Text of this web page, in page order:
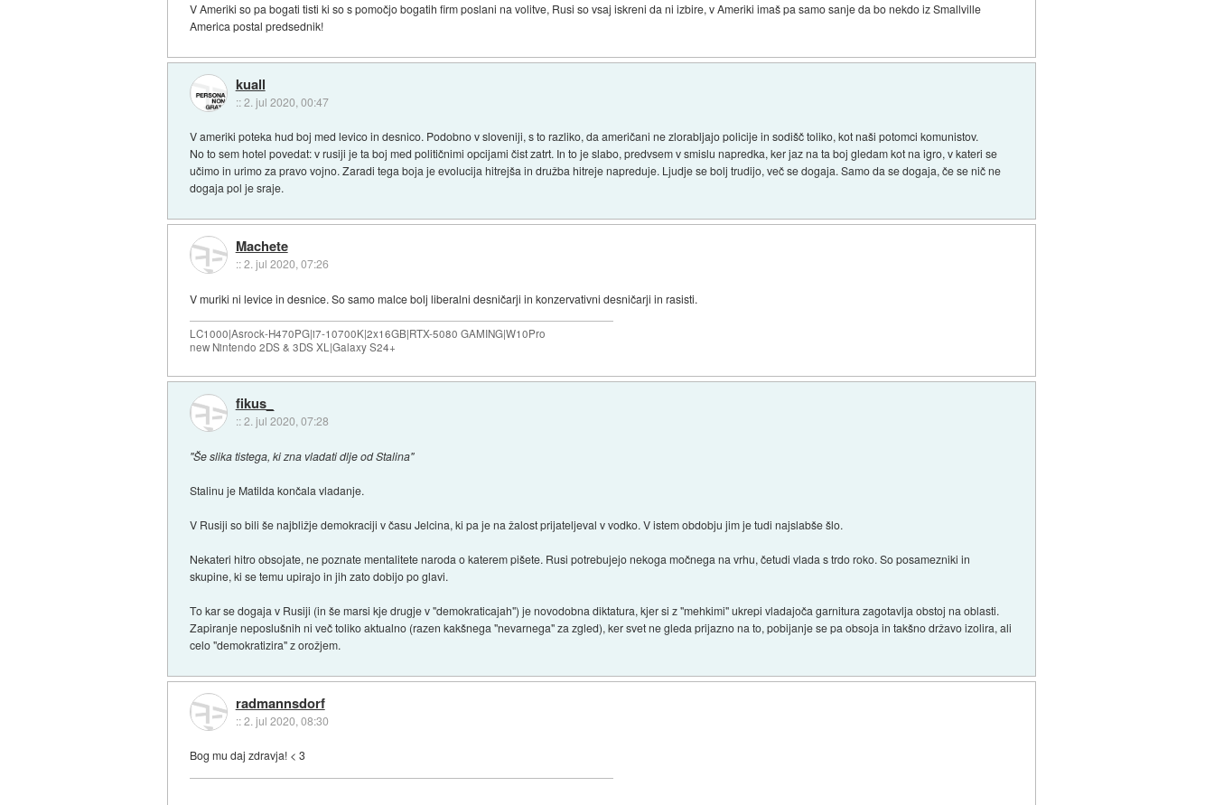
V Ameriki so pa bogati tisti ki so s pomočjo bogatih firm poslani na volitve, Rusi so vsaj iskreni da ni izbire, v Ameriki imaš pa samo sanje da bo nekdo iz Smallville
America postal predsednik!
kuall
::2. jul 2020, 00:47
V ameriki poteka hud boj med levico in desnico. Podobno v sloveniji, s to razliko, da američani ne zlorabljajo policije in sodišč toliko, kot naši potomci komunistov.
No to sem hotel povedat: v rusiji je ta boj med političnimi opcijami čist zatrt. In to je slabo, predvsem v smislu napredka, ker jaz na ta boj gledam kot na igro, v kateri se
učimo in urimo za pravo vojno. Zaradi tega boja je evolucija hitrejša in družba hitreje napreduje. Ljudje se bolj trudijo, več se dogaja. Samo da se dogaja, če se nič ne
dogaja pol je sraje.
Machete
::2. jul 2020, 07:26
V muriki ni levice in desnice. So samo malce bolj liberalni desničarji in konzervativni desničarji in rasisti.
LC1000|Asrock-H470PG|i7-10700K|2x16GB|RTX-5080 GAMING|W10Pro
new Nintendo 2DS & 3DS XL|Galaxy S24+
fikus_
::2. jul 2020, 07:28
"Še slika tistega, ki zna vladati dlje od Stalina"
Stalinu je Matilda končala vladanje.
V Rusiji so bili še najbližje demokraciji v času Jelcina, ki pa je na žalost prijateljeval v vodko. V istem obdobju jim je tudi najslabše šlo.
Nekateri hitro obsojate, ne poznate mentalitete naroda o katerem pišete. Rusi potrebujejo nekoga močnega na vrhu, četudi vlada s trdo roko. So posamezniki in
skupine, ki se temu upirajo in jih zato dobijo po glavi.
To kar se dogaja v Rusiji (in še marsi kje drugje v "demokraticajah") je novodobna diktatura, kjer si z "mehkimi" ukrepi vladajoča garnitura zagotavlja obstoj na oblasti.
Zapiranje neposlušnih ni več toliko aktualno (razen kakšnega "nevarnega" za zgled), ker svet ne gleda prijazno na to, pobijanje se pa obsoja in takšno državo izolira, ali
celo "demokratizira" z orožjem.
radmannsdorf
::2. jul 2020, 08:30
Bog mu daj zdravja! < 3